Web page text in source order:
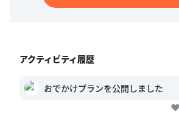
アクティビティ履歴
おでかけプランを公開しました